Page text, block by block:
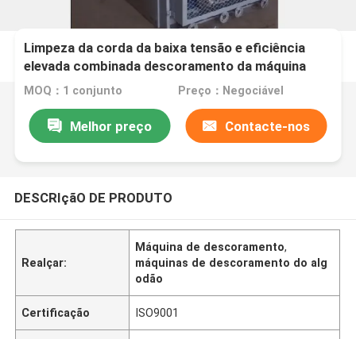
Limpeza da corda da baixa tensão e eficiência
elevada combinada descoramento da máquina
MOQ：1 conjunto Preço：Negociável
Melhor preço Contacte-nos
DESCRIçãO DE PRODUTO
Realçar:
Máquina de descoramento,
máquinas de descoramento do alg
odão
Certificação ISO9001